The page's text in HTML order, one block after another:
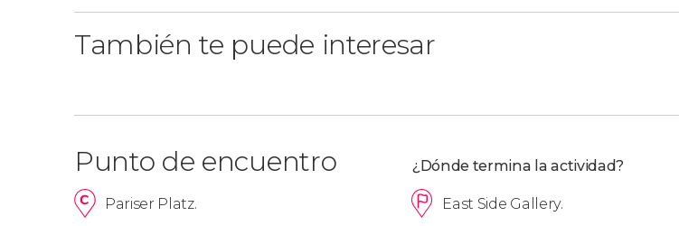
También te puede interesar
Punto de encuentro ¿Dónde termina la actividad?
Pariser Platz. East Side Gallery.